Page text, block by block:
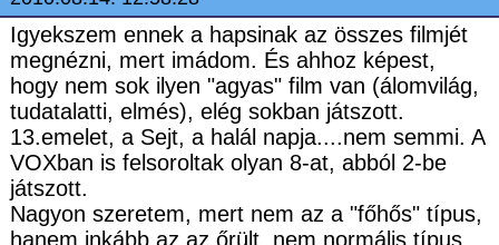
Igyekszem ennek a hapsinak az összes filmjét
megnézni, mert imádom. És ahhoz képest,
hogy nem sok ilyen "agyas" film van (álomvilág,
tudatalatti, elmés), elég sokban játszott.
13.emelet, a Sejt, a halál napja....nem semmi. A
VOXban is felsoroltak olyan 8-at, abból 2-be
játszott.
Nagyon szeretem, mert nem az a "főhős" típus,
hanem inkább az az őrült, nem normális típus.